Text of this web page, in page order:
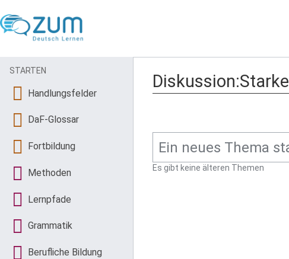
Es gibt keine älteren Themen
STARTEN
Handlungsfelder
DaF-Glossar
Fortbildung
Methoden
Lernpfade
Grammatik
Berufliche Bildung